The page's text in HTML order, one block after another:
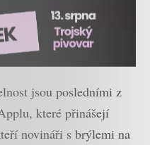
jsou posledními z
které přinášejí
novináři s brýlemi na